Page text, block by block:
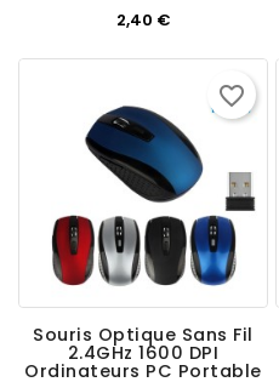
2,40 €Prix
Souris Optique Sans Fil
2.4GHz 1600 DPI
Ordinateurs PC Portable
favorite_border